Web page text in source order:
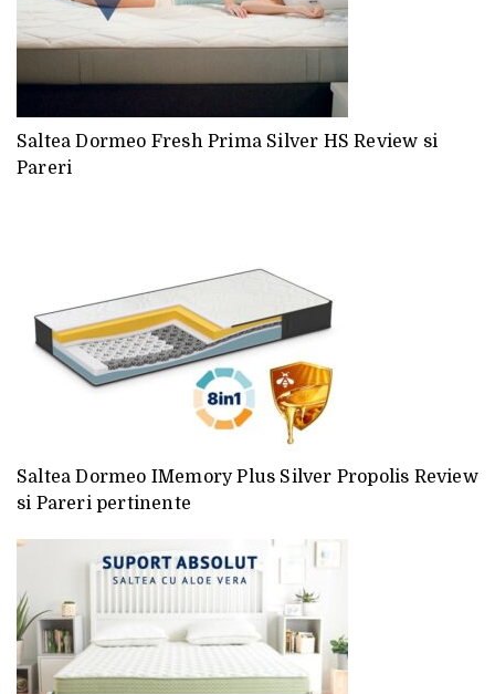
Saltea Dormeo Fresh Prima Silver HS Review si
Pareri
Saltea Dormeo IMemory Plus Silver Propolis Review
si Pareri pertinente